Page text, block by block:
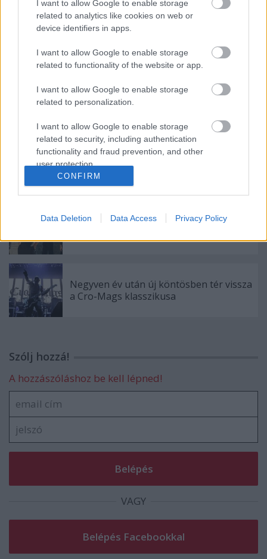
I want to allow Google to enable storage
related to analytics like cookies on web or
device identifiers in apps.
I want to allow Google to enable storage
related to functionality of the website or app.
I want to allow Google to enable storage
related to personalization.
I want to allow Google to enable storage
related to security, including authentication
functionality and fraud prevention, and other
user protection.
CONFIRM
Data Deletion Data Access Privacy Policy
Megérkezett a Don Broco új albuma és
A Nickelback is beszállt Don Broco új
dalába
DON BROCO: tiszta eufória
Új kiadónál a Don Broco, meg is érkezett
Negyven év után új köntösben tér vissza
a Cro-Mags klasszikusa
Szólj hozzá!
A hozzászóláshoz be kell lépned!
VAGY